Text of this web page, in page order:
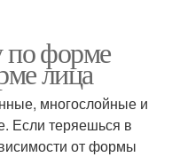
по форме
лица
многослойные и
Если теряешься в
от формы